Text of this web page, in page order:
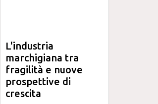
L'industria
marchigiana tra
fragilità e nuove
prospettive di
crescita